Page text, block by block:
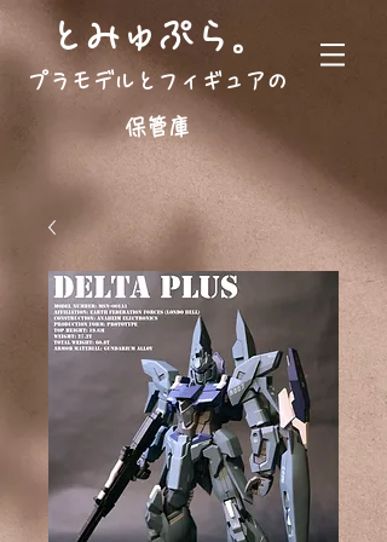
とみゅぷら 。
プラモデルとフィギュアの
保管庫